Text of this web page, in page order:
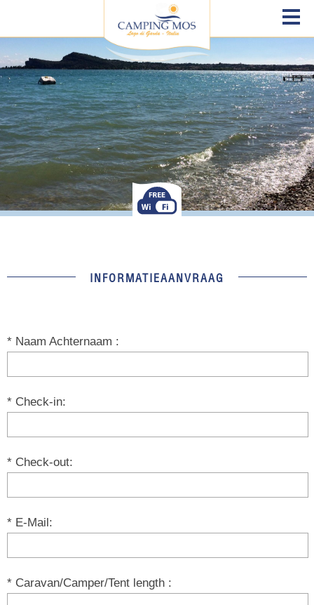
INFORMATIEAANVRAAG
* Naam Achternaam :
* Check-in:
* Check-out:
* E-Mail:
* Caravan/Camper/Tent length :